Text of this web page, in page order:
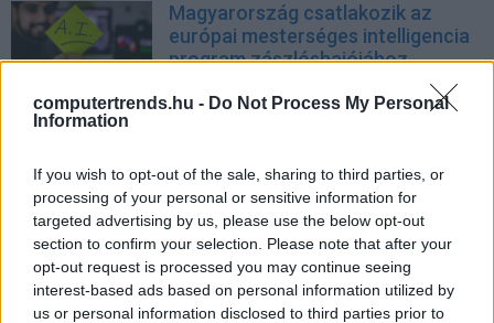
computertrends.hu - Do Not Process My Personal
Information
If you wish to opt-out of the sale, sharing to third parties, or
processing of your personal or sensitive information for
targeted advertising by us, please use the below opt-out
section to confirm your selection. Please note that after your
opt-out request is processed you may continue seeing
interest-based ads based on personal information utilized by
us or personal information disclosed to third parties prior to
Magyarország csatlakozik az
európai mesterséges intelligencia
program zászlóshajójához
CWEX| 2026.07.13 12:12
ADRIA SECURITY SUMMIT 2026:
itt vannak az ingyenes jegyek, ne
késsen le!
Security Summit| 2026.07.06 15:10